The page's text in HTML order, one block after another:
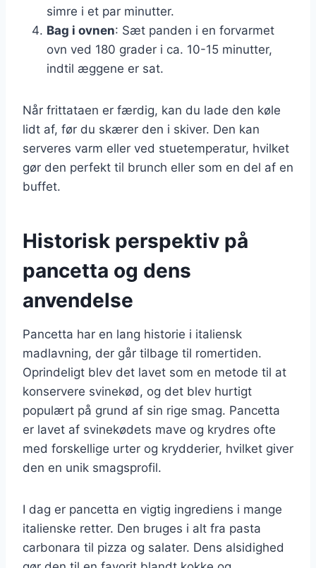
simre i et par minutter.
Bag i ovnen: Sæt panden i en forvarmet
ovn ved 180 grader i ca. 10-15 minutter,
indtil æggene er sat.
Når frittataen er færdig, kan du lade den køle
lidt af, før du skærer den i skiver. Den kan
serveres varm eller ved stuetemperatur, hvilket
gør den perfekt til brunch eller som en del af en
buffet.
Historisk perspektiv på
pancetta og dens
anvendelse
Pancetta har en lang historie i italiensk
madlavning, der går tilbage til romertiden.
Oprindeligt blev det lavet som en metode til at
konservere svinekød, og det blev hurtigt
populært på grund af sin rige smag. Pancetta
er lavet af svinekødets mave og krydres ofte
med forskellige urter og krydderier, hvilket giver
den en unik smagsprofil.
I dag er pancetta en vigtig ingrediens i mange
italienske retter. Den bruges i alt fra pasta
carbonara til pizza og salater. Dens alsidighed